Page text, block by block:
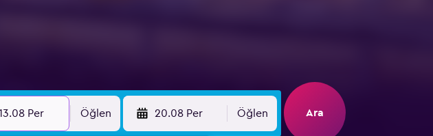
Per Öğlen 20.08 Per Öğlen Ara